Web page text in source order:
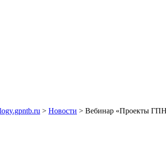
> Новости > Вебинар «Проекты